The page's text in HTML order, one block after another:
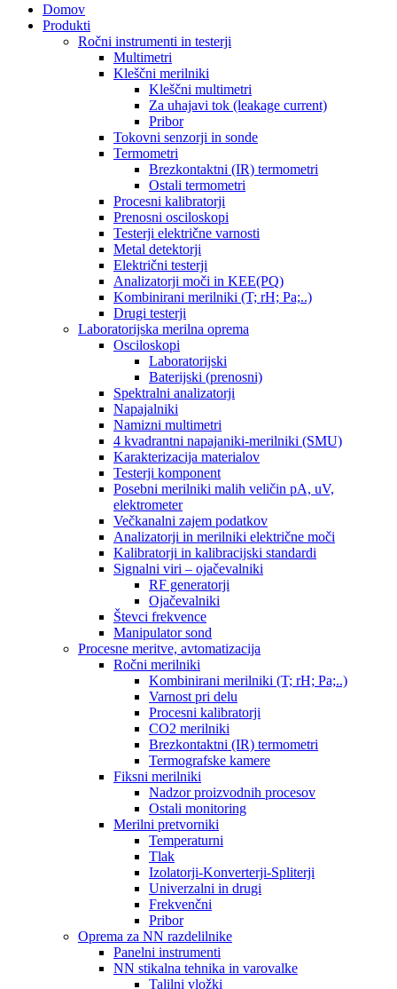
Domov
Produkti
Ročni instrumenti in testerji
Multimetri
Kleščni merilniki
Kleščni multimetri
Za uhajavi tok (leakage current)
Pribor
Tokovni senzorji in sonde
Termometri
Brezkontaktni (IR) termometri
Ostali termometri
Procesni kalibratorji
Prenosni osciloskopi
Testerji električne varnosti
Metal detektorji
Električni testerji
Analizatorji moči in KEE(PQ)
Kombinirani merilniki (T; rH; Pa;..)
Drugi testerji
Laboratorijska merilna oprema
Osciloskopi
Laboratorijski
Baterijski (prenosni)
Spektralni analizatorji
Napajalniki
Namizni multimetri
4 kvadrantni napajaniki-merilniki (SMU)
Karakterizacija materialov
Testerji komponent
Posebni merilniki malih veličin pA, uV,
elektrometer
Večkanalni zajem podatkov
Analizatorji in merilniki električne moči
Kalibratorji in kalibracijski standardi
Signalni viri – ojačevalniki
RF generatorji
Ojačevalniki
Števci frekvence
Manipulator sond
Procesne meritve, avtomatizacija
Ročni merilniki
Kombinirani merilniki (T; rH; Pa;..)
Varnost pri delu
Procesni kalibratorji
CO2 merilniki
Brezkontaktni (IR) termometri
Termografske kamere
Fiksni merilniki
Nadzor proizvodnih procesov
Ostali monitoring
Merilni pretvorniki
Temperaturni
Tlak
Izolatorji-Konverterji-Spliterji
Univerzalni in drugi
Frekvenčni
Pribor
Oprema za NN razdelilnike
Panelni instrumenti
NN stikalna tehnika in varovalke
Talilni vložki